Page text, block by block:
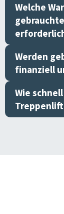
Welche
Werden
finanziell
Wie